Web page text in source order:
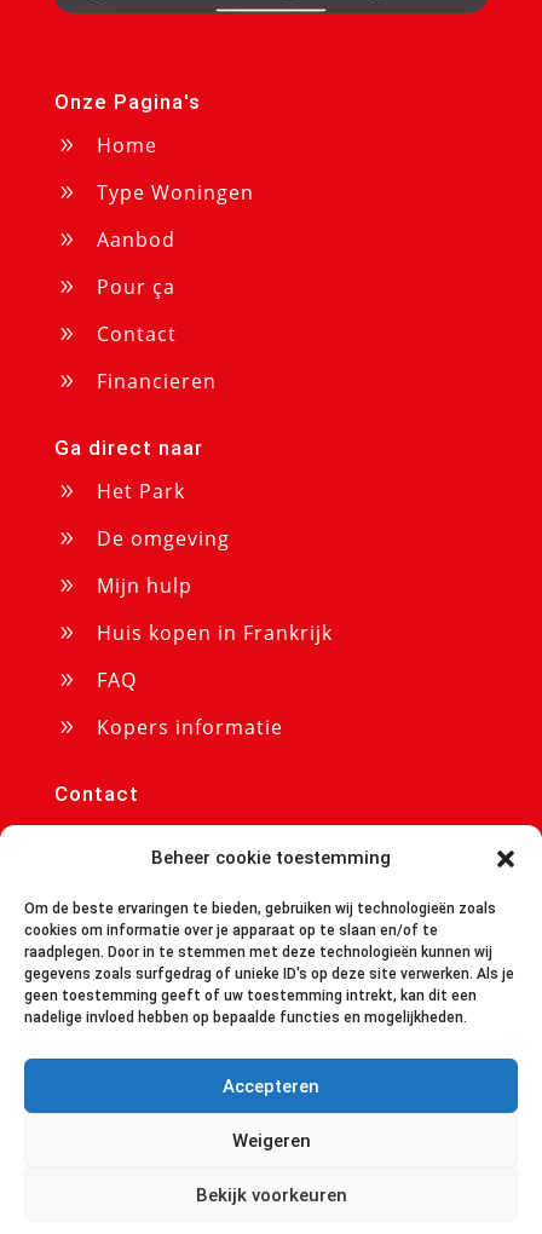
Beheer cookie toestemming
Om de beste ervaringen te bieden, gebruiken wij technologieën zoals
cookies om informatie over je apparaat op te slaan en/of te
raadplegen. Door in te stemmen met deze technologieën kunnen wij
gegevens zoals surfgedrag of unieke ID's op deze site verwerken. Als je
geen toestemming geeft of uw toestemming intrekt, kan dit een
nadelige invloed hebben op bepaalde functies en mogelijkheden.
Accepteren
Weigeren
Bekijk voorkeuren
Onze Pagina's
9
Home
9 Type Woningen
9 Aanbod
9 Pour ça
9 Contact
9 Financieren
Ga direct naar
9
Het Park
9 De omgeving
9 Mijn hulp
9 Huis kopen in Frankrijk
9 FAQ
9 Kopers informatie
Contact
09350 Daumazan sur Arize
 info@avendrecazaleres.nl
 avendrecazaleres.nl
 +31 85 401 7650
Volgen Volgen